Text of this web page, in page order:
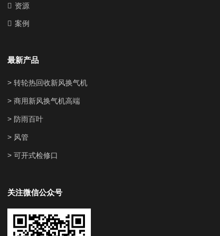
资源
案例
最新产品
> 转轮热回收新风换气机
> 商用新风换气机高端
> 防雨百叶
> 风管
> 可开式检修口
关注微信公众号